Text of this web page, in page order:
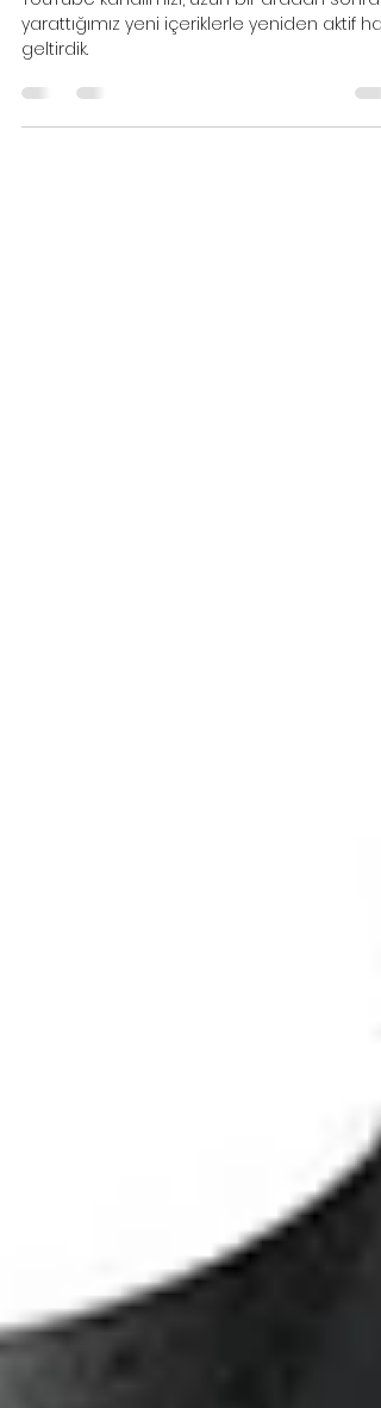
Kanalımızda Yayında!
yarattığımız yeni içeriklerle yeniden aktif
geltirdik.